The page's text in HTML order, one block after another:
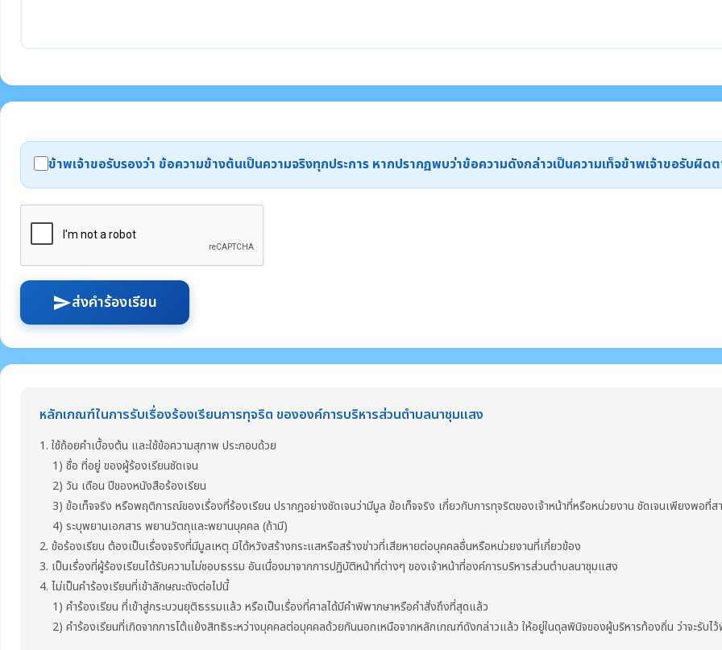
ข้าพเจ้าขอรับรองว่า ข้อความข้างต้นเป็นความจริงทุกประการ หากปรากฏพบว่าข้อความดังกล่าวเป็นความเท็จข้าพเจ้าขอรับผิด
sendส่งคำร้องเรียน
หลักเกณฑ์ในการรับเรื่องร้องเรียนการทุจริต ขององค์การบริหารส่วนตำบลนาชุมแสง
1. ใช้ถ้อยคำเบื้องต้น และใช้ข้อความสุภาพ ประกอบด้วย
1) ชื่อ ที่อยู่ ของผู้ร้องเรียนชัดเจน
2) วัน เดือน ปีของหนังสือร้องเรียน
3) ข้อเท็จจริง หรือพฤติการณ์ของเรื่องที่ร้องเรียน ปรากฎอย่างชัดเจนว่ามีมูล ข้อเท็จจริง เกี่ยวกับการทุจริตของเจ้าหน้าที่หรือหน่วยงาน ชัดเจนเพียงพอที่ส
4) ระบุพยานเอกสาร พยานวัตถุและพยานบุคคล (ถ้ามี)
2. ข้อร้องเรียน ต้องเป็นเรื่องจริงที่มีมูลเหตุ มิได้หวังสร้างกระแสหรือสร้างข่าวที่เสียหายต่อบุคคลอื่นหรือหน่วยงานที่เกี่ยวข้อง
3. เป็นเรื่องที่ผู้ร้องเรียนได้รับความไม่ชอบธรรม อันเนื่องมาจากการปฏิบัติหน้าที่ต่างๆ ของเจ้าหน้าที่องค์การบริหารส่วนตำบลนาชุมแสง
4. ไม่เป็นคำร้องเรียนที่เข้าลักษณะดังต่อไปนี้
1) คำร้องเรียน ที่เข้าสู่กระบวนยุติธรรมแล้ว หรือเป็นเรื่องที่ศาลได้มีคำพิพากษาหรือคำสั่งถึงที่สุดแล้ว
2) คำร้องเรียนที่เกิดจากการโต้แย้งสิทธิระหว่างบุคคลต่อบุคคลด้วยกันนอกเหนือจากหลักเกณฑ์ดังกล่าวแล้ว ให้อยู่ในดุลพินิจของผู้บริหารท้องถิ่น ว่าจะรับไ